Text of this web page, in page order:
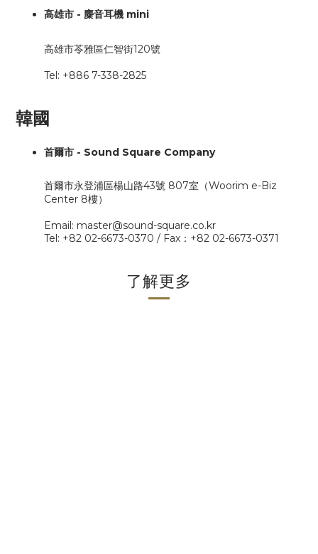
高雄市 - 麋音耳機 mini
高雄市苓雅區仁智街120號
Tel: +886 7-338-2825
韓國
首爾市 - Sound Square Company
首爾市永登浦區楊山路43號 807室（Woorim e-Biz
Center 8樓）
Email: master@sound-square.co.kr
Tel: +82 02-6673-0370 / Fax ： +82 02-6673-0371
了解更多